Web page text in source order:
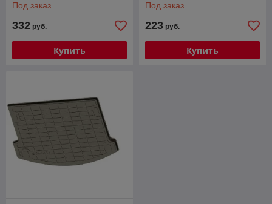
Под заказ
332 руб.
Купить
Под заказ
223 руб.
Купить